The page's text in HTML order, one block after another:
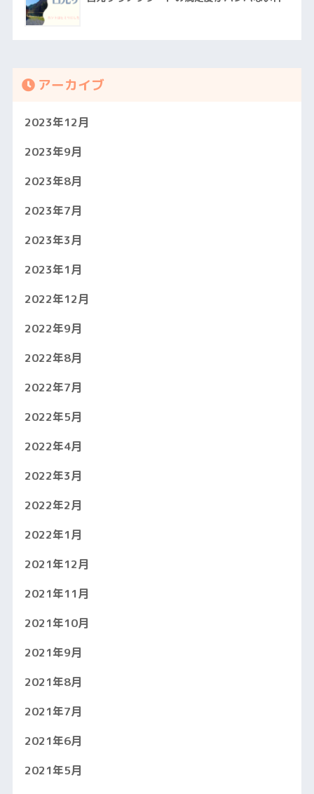
アーカイブ
2023年12月
2023年9月
2023年8月
2023年7月
2023年3月
2023年1月
2022年12月
2022年9月
2022年8月
2022年7月
2022年5月
2022年4月
2022年3月
2022年2月
2022年1月
2021年12月
2021年11月
2021年10月
2021年9月
2021年8月
2021年7月
2021年6月
2021年5月